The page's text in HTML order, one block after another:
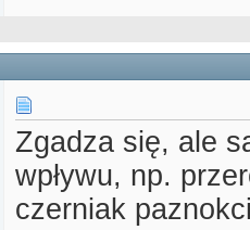
Zgadza się, ale
wpływu, np.
czerniak